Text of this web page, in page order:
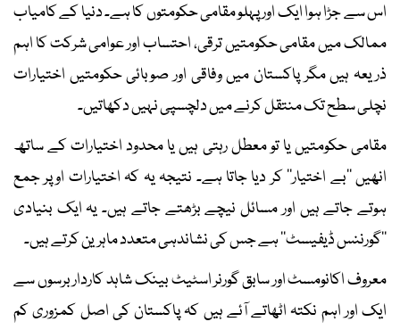
اس سے جڑا ہوا ایک اور پہلو مقامی حکومتوں کا ہے۔ دنیا کے کامیاب
ممالک میں مقامی حکومتیں ترقی، احتساب اور عوامی شرکت کا اہم
ذریعہ ہیں مگر پاکستان میں وفاقی اور صوبائی حکومتیں اختیارات
نچلی سطح تک منتقل کرنے میں دلچسپی نہیں دکھاتیں۔
مقامی حکومتیں یا تو معطل رہتی ہیں یا محدود اختیارات کے ساتھ
انھیں ’’بے اختیار‘‘ کر دیا جاتا ہے۔ نتیجہ یہ کہ اختیارات اوپر جمع
ہوتے جاتے ہیں اور مسائل نیچے بڑھتے جاتے ہیں۔ یہ ایک بنیادی
’’گورننس ڈیفیسٹ‘‘ ہے جس کی نشاندہی متعدد ماہرین کرتے ہیں۔
معروف اکانومسٹ اور سابق گورنر اسٹیٹ بینک شاہد کاردار برسوں سے
ایک اور اہم نکتہ اٹھاتے آئے ہیں کہ پاکستان کی اصل کمزوری کم